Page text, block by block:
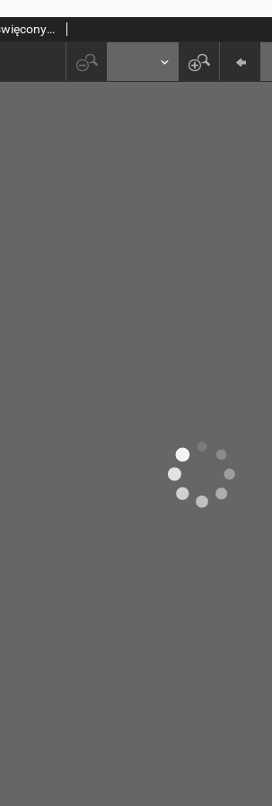
Przegląd Tomistyczny : rocznik poświęcony historii teologii. T. 4 (1988)